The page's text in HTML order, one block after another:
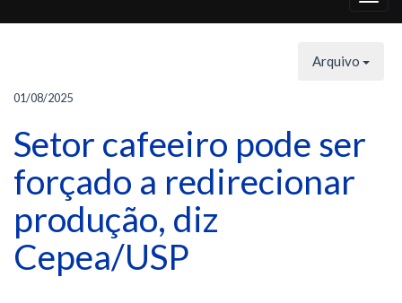
Arquivo
01/08/2025
Setor cafeeiro pode ser
forçado a redirecionar
produção, diz
Cepea/USP